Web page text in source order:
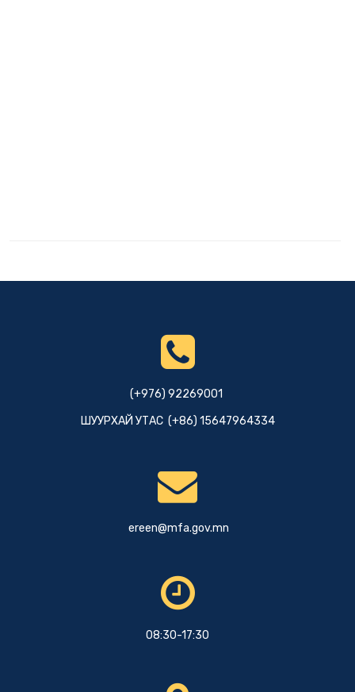
(+976) 92269001
ШУУРХАЙ УТАС (+86) 15647964334
ereen@mfa.gov.mn
08:30-17:30